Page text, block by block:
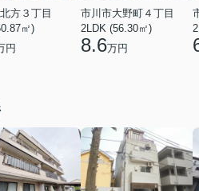
方３丁目
㎡)
円
市川市大野町４丁目
2LDK (56.30㎡)
8.6万円